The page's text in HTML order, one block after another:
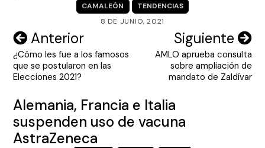
CAMALEÓN
TENDENCIAS
8 DE JUNIO, 2021
Navegación
de
entradas
Anterior
¿Cómo les fue a los famosos
que se postularon en las
Elecciones 2021?
Siguiente
AMLO aprueba consulta
sobre ampliación de
mandato de Zaldívar
Alemania, Francia e Italia
suspenden uso de vacuna
AstraZeneca